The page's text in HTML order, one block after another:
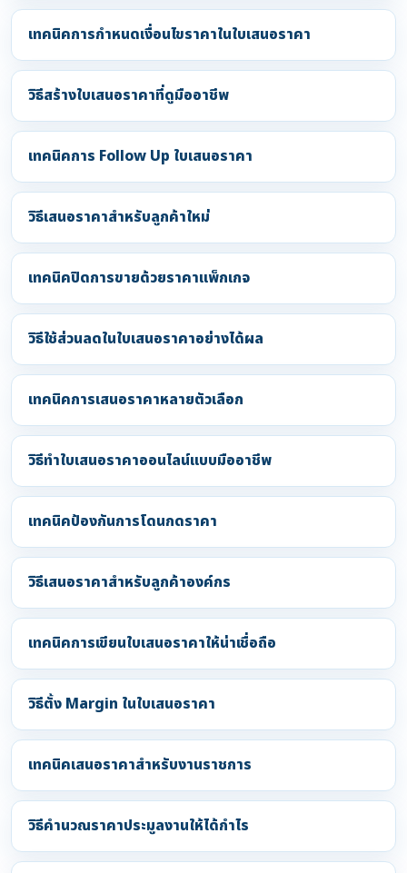
เทคนิคการกำหนดเงื่อนไขราคาในใบเสนอราคา
วิธีสร้างใบเสนอราคาที่ดูมืออาชีพ
เทคนิคการ Follow Up ใบเสนอราคา
วิธีเสนอราคาสำหรับลูกค้าใหม่
เทคนิคปิดการขายด้วยราคาแพ็กเกจ
วิธีใช้ส่วนลดในใบเสนอราคาอย่างได้ผล
เทคนิคการเสนอราคาหลายตัวเลือก
วิธีทำใบเสนอราคาออนไลน์แบบมืออาชีพ
เทคนิคป้องกันการโดนกดราคา
วิธีเสนอราคาสำหรับลูกค้าองค์กร
เทคนิคการเขียนใบเสนอราคาให้น่าเชื่อถือ
วิธีตั้ง Margin ในใบเสนอราคา
เทคนิคเสนอราคาสำหรับงานราชการ
วิธีคำนวณราคาประมูลงานให้ได้กำไร